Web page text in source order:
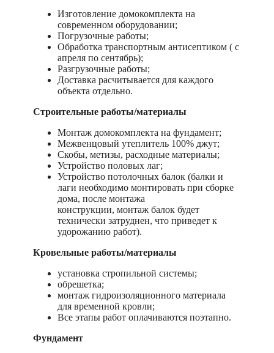
Изготовление домокомплекта на
современном оборудовании;
Погрузочные работы;
Обработка транспортным антисептиком ( с
апреля по сентябрь);
Разгрузочные работы;
Доставка расчитывается для каждого
объекта отдельно.
Строительные работы/материалы
Монтаж домокомплекта на фундамент;
Межвенцовый утеплитель 100% джут;
Скобы, метизы, расходные материалы;
Устройство половых лаг;
Устройство потолочных балок (балки и
лаги необходимо монтировать при сборке
дома, после монтажа
конструкции, монтаж балок будет
технически затруднен, что приведет к
удорожанию работ).
Кровельные работы/материалы
установка стропильной системы;
обрешетка;
монтаж гидроизоляционного материала
для временной кровли;
Все этапы работ оплачиваются поэтапно.
Фундамент